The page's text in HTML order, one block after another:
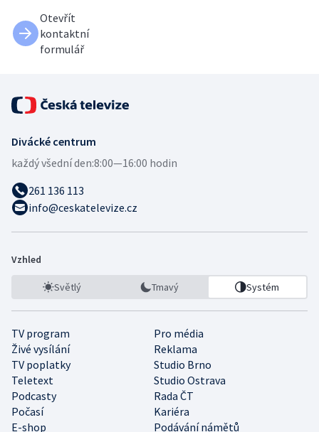
Otevřít
kontaktní
formulář
Divácké centrum
každý všední den:8:00—16:00 hodin
261 136 113
info@ceskatelevize.cz
Vzhled
Světlý Tmavý Systém
TV program
Pro média
Živé vysílání
Reklama
TV poplatky
Studio Brno
Teletext
Studio Ostrava
Podcasty
Rada ČT
Počasí
Kariéra
E-shop
Podávání námětů